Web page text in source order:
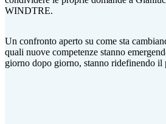
WINDTRE.
Un confronto aperto su come sta
quali nuove competenze stanno
giorno dopo giorno, stanno ridefinendo il